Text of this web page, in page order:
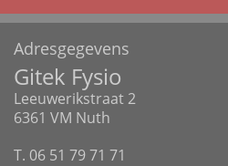
Adresgegevens
Gitek Fysio
Leeuwerikstraat 2
6361 VM Nuth
T. 06 51 79 71 71